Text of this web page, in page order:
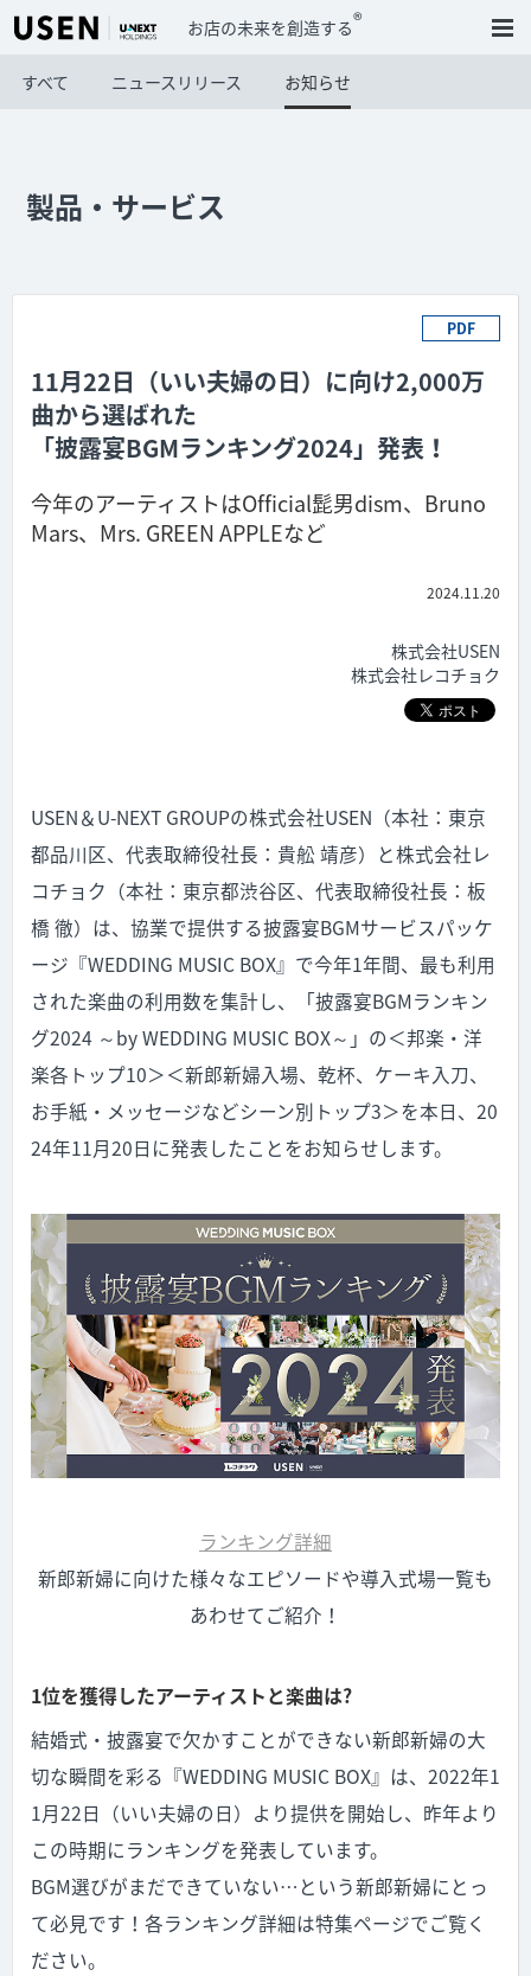
お店の未来を創造する®
すべて ニュースリリース お知らせ
製品・サービス
PDF
11月22日（いい夫婦の日）に向け2,000万
曲から選ばれた
「披露宴BGMランキング2024」発表！
今年のアーティストはOfficial髭男dism、Bruno
Mars、Mrs. GREEN APPLEなど
2024.11.20
株式会社USEN
株式会社レコチョク
USEN＆U-NEXT GROUPの株式会社USEN（本社：東京
都品川区、代表取締役社長：貴舩 靖彦）と株式会社レ
コチョク（本社：東京都渋谷区、代表取締役社長：板
橋 徹）は、協業で提供する披露宴BGMサービスパッケ
ージ『WEDDING MUSIC BOX』で今年1年間、最も利用
された楽曲の利用数を集計し、「披露宴BGMランキン
グ2024 ～by WEDDING MUSIC BOX～」の＜邦楽・洋
楽各トップ10＞＜新郎新婦入場、乾杯、ケーキ入刀、
お手紙・メッセージなどシーン別トップ3＞を本日、20
24年11月20日に発表したことをお知らせします。
ランキング詳細
新郎新婦に向けた様々なエピソードや導入式場一覧も
あわせてご紹介！
1位を獲得したアーティストと楽曲は?
結婚式・披露宴で欠かすことができない新郎新婦の大
切な瞬間を彩る『WEDDING MUSIC BOX』は、2022年1
1月22日（いい夫婦の日）より提供を開始し、昨年より
この時期にランキングを発表しています。
BGM選びがまだできていない… という新郎新婦にとっ
て必見です！各ランキング詳細は特集ページでご覧く
ださい。